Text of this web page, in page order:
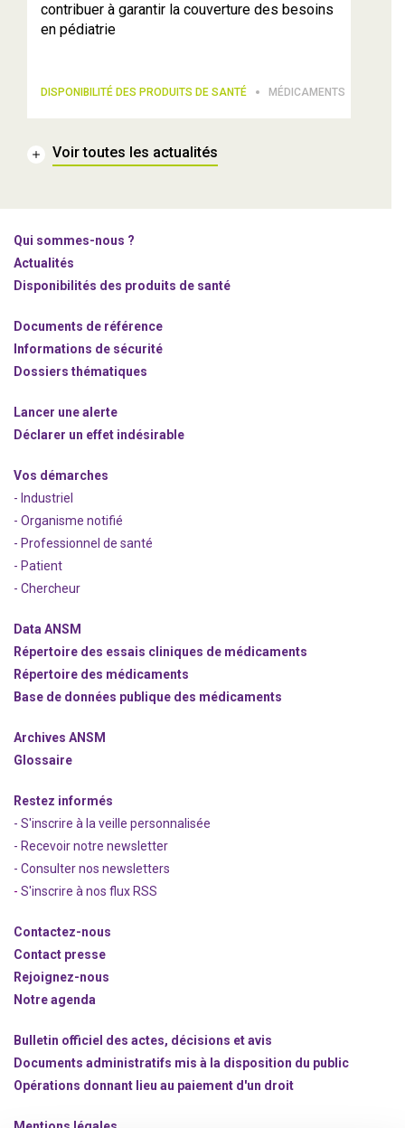
contribuer à garantir la couverture des besoins
en pédiatrie
DISPONIBILITÉ DES PRODUITS DE SANTÉ MÉDICAMENTS
Voir toutes les actualités
Qui sommes-nous ?
Actualités
Disponibilités des produits de santé
Documents de référence
Informations de sécurité
Dossiers thématiques
Lancer une alerte
Déclarer un effet indésirable
Vos démarches
- Industriel
- Organisme notifié
- Professionnel de santé
- Patient
- Chercheur
Data ANSM
Répertoire des essais cliniques de médicaments
Répertoire des médicaments
Base de données publique des médicaments
Archives ANSM
Glossaire
Restez informés
- S'inscrire à la veille personnalisée
- Recevoir notre newsletter
- Consulter nos newsletters
- S'inscrire à nos flux RSS
Contactez-nous
Contact presse
Rejoignez-nous
Notre agenda
Bulletin officiel des actes, décisions et avis
Documents administratifs mis à la disposition du public
Opérations donnant lieu au paiement d'un droit